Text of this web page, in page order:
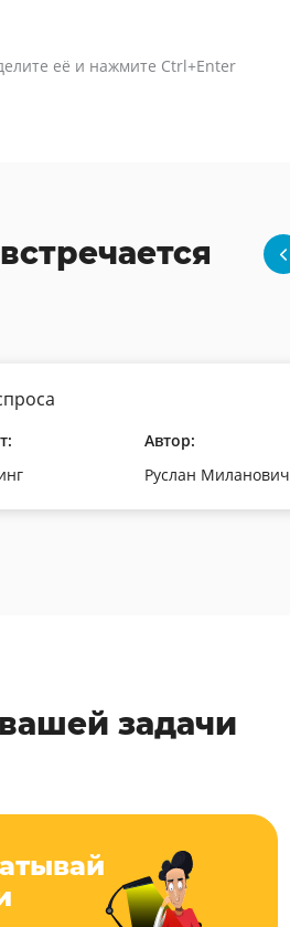
её и нажмите Ctrl+Enter
Автор:
Руслан Миланович
задачи